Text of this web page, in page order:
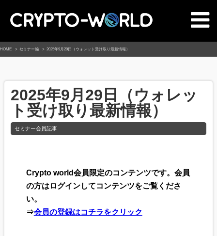
HOME セミナー編 2025年9月29日（ウォレット受け取り最新情報）
2025年9月29日（ウォレッ
ト受け取り最新情報）
セミナー会員記事
Crypto world会員限定のコンテンツです。会員
の方はログインしてコンテンツをご覧くださ
い。
⇒会員の登録はコチラをクリック